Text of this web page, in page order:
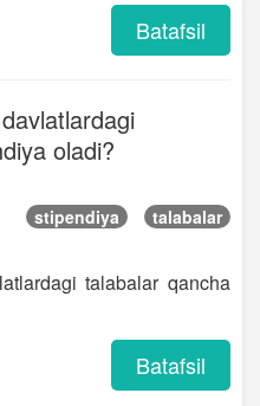
Batafsil
oladi?
stipendiya talabalar
talabalar qancha
Batafsil